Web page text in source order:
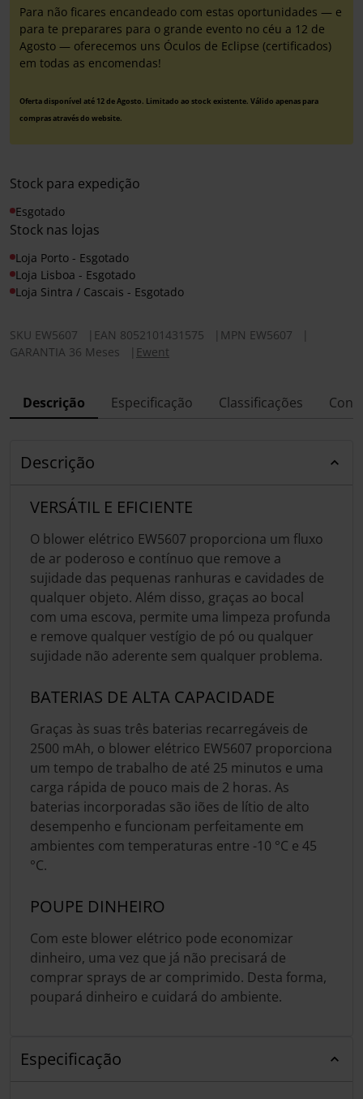
Para não ficares encandeado com estas oportunidades — e
para te preparares para o grande evento no céu a 12 de
Agosto — oferecemos uns Óculos de Eclipse (certificados)
em todas as encomendas!
Oferta disponível até 12 de Agosto. Limitado ao stock existente. Válido apenas para
compras através do website.
Stock para expedição
Esgotado
Stock nas lojas
Loja Porto - Esgotado
Loja Lisboa - Esgotado
Loja Sintra / Cascais - Esgotado
SKU EW5607 EAN 8052101431575 MPN EW5607
GARANTIA 36 Meses
Ewent
Descrição Especificação Classificações
Descrição
VERSÁTIL E EFICIENTE
O blower elétrico EW5607 proporciona um fluxo
de ar poderoso e contínuo que remove a
sujidade das pequenas ranhuras e cavidades de
qualquer objeto. Além disso, graças ao bocal
com uma escova, permite uma limpeza profunda
e remove qualquer vestígio de pó ou qualquer
sujidade não aderente sem qualquer problema.
BATERIAS DE ALTA CAPACIDADE
Graças às suas três baterias recarregáveis de
2500 mAh, o blower elétrico EW5607 proporciona
um tempo de trabalho de até 25 minutos e uma
carga rápida de pouco mais de 2 horas. As
baterias incorporadas são iões de lítio de alto
desempenho e funcionam perfeitamente em
ambientes com temperaturas entre -10 °C e 45
°C.
POUPE DINHEIRO
Com este blower elétrico pode economizar
dinheiro, uma vez que já não precisará de
comprar sprays de ar comprimido. Desta forma,
poupará dinheiro e cuidará do ambiente.
Especificação